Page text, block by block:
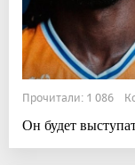
Прочитали: 1 086
Он будет